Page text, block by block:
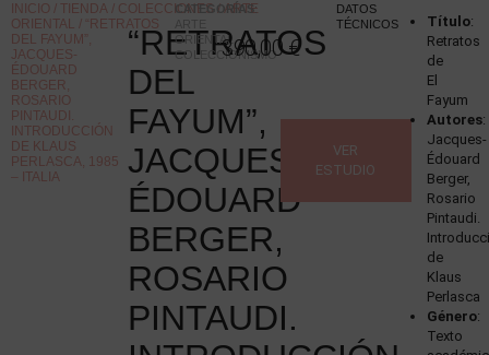
INICIO / TIENDA / COLECCIONES / ARTE
ORIENTAL / “RETRATOS
DEL FAYUM”,
JACQUES-
ÉDOUARD
BERGER,
ROSARIO
PINTAUDI.
INTRODUCCIÓN
DE KLAUS
PERLASCA, 1985
– ITALIA
“RETRATOS
DEL
FAYUM”,
JACQUES-
ÉDOUARD
BERGER,
ROSARIO
PINTAUDI.
CATEGORÍAS:
ORIENTAL,
COLECCIONISMO
390,00€
VER
ESTUDIO
DATOS
TÉCNICOS
Título:
Retratos
de
El
Fayum
Autores:
Jacques-
Édouard
Berger,
Rosario
Pintaudi.
de
Klaus
Perlasca
Género:
Texto